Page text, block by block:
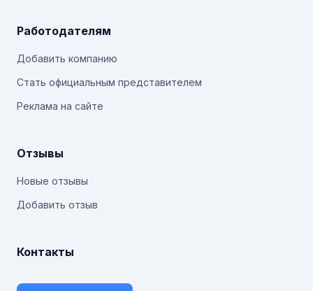
Работодателям
Добавить компанию
Стать официальным представителем
Реклама на сайте
Отзывы
Новые отзывы
Добавить отзыв
Контакты